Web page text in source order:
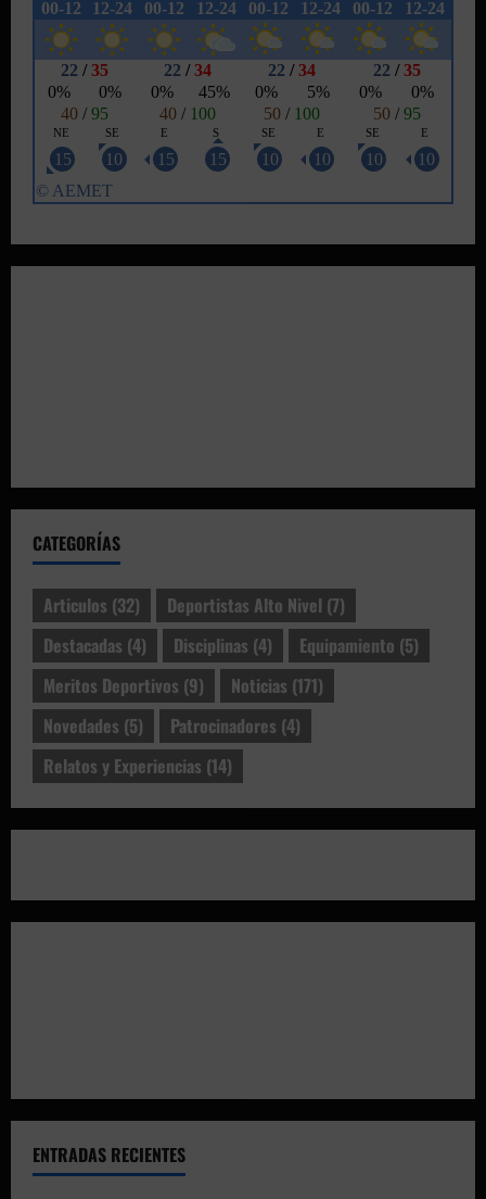
CATEGORÍAS
Articulos (32) Deportistas Alto Nivel (7)
Destacadas (4) Disciplinas (4) Equipamiento (5)
Meritos Deportivos (9) Noticias (171)
Novedades (5) Patrocinadores (4)
Relatos y Experiencias (14)
ENTRADAS RECIENTES